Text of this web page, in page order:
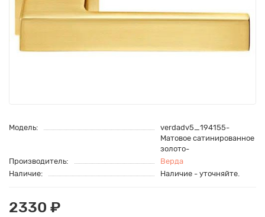
Модель:
verdadv5_194155-
Матовое сатинированное
золото-
Производитель:
Верда
Наличие:
Наличие - уточняйте.
2330 ₽